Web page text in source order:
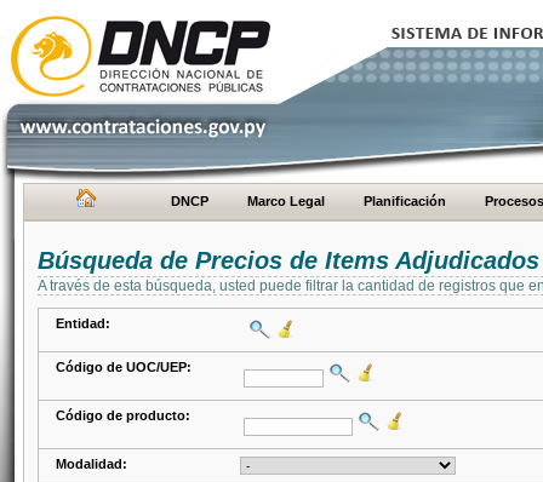
DNCP Marco Legal Planificación Procesos
Búsqueda de Precios de Items Adjudicados
A través de esta búsqueda, usted puede filtrar la cantidad de registros que
Entidad:
Código de UOC/UEP:
Código de producto:
Modalidad: